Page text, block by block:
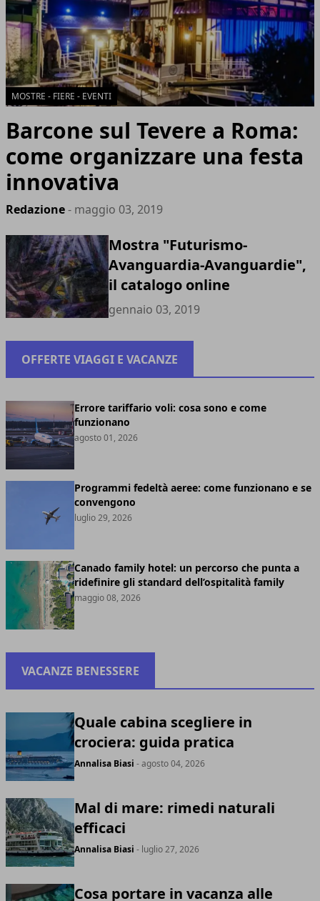
MOSTRE - FIERE - EVENTI
Barcone sul Tevere a Roma:
come organizzare una festa
innovativa
Redazione- maggio 03, 2019
Mostra "Futurismo-
Avanguardia-Avanguardie",
il catalogo online
gennaio 03, 2019
OFFERTE VIAGGI E VACANZE
Errore tariffario voli: cosa sono e come
funzionano
agosto 01, 2026
Programmi fedeltà aeree: come funzionano e se
convengono
luglio 29, 2026
Canado family hotel: un percorso che punta a
ridefinire gli standard dell’ospitalità family
maggio 08, 2026
VACANZE BENESSERE
Quale cabina scegliere in
crociera: guida pratica
Annalisa Biasi - agosto 04, 2026
Mal di mare: rimedi naturali
efficaci
Annalisa Biasi - luglio 27, 2026
Cosa portare in vacanza alle